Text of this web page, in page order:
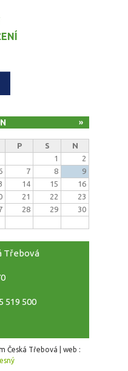
»
P S
N
1
2
7 8
9
14 15
16
21 22
23
28 29
30
Třebová
519 500
Česká Třebová | web :